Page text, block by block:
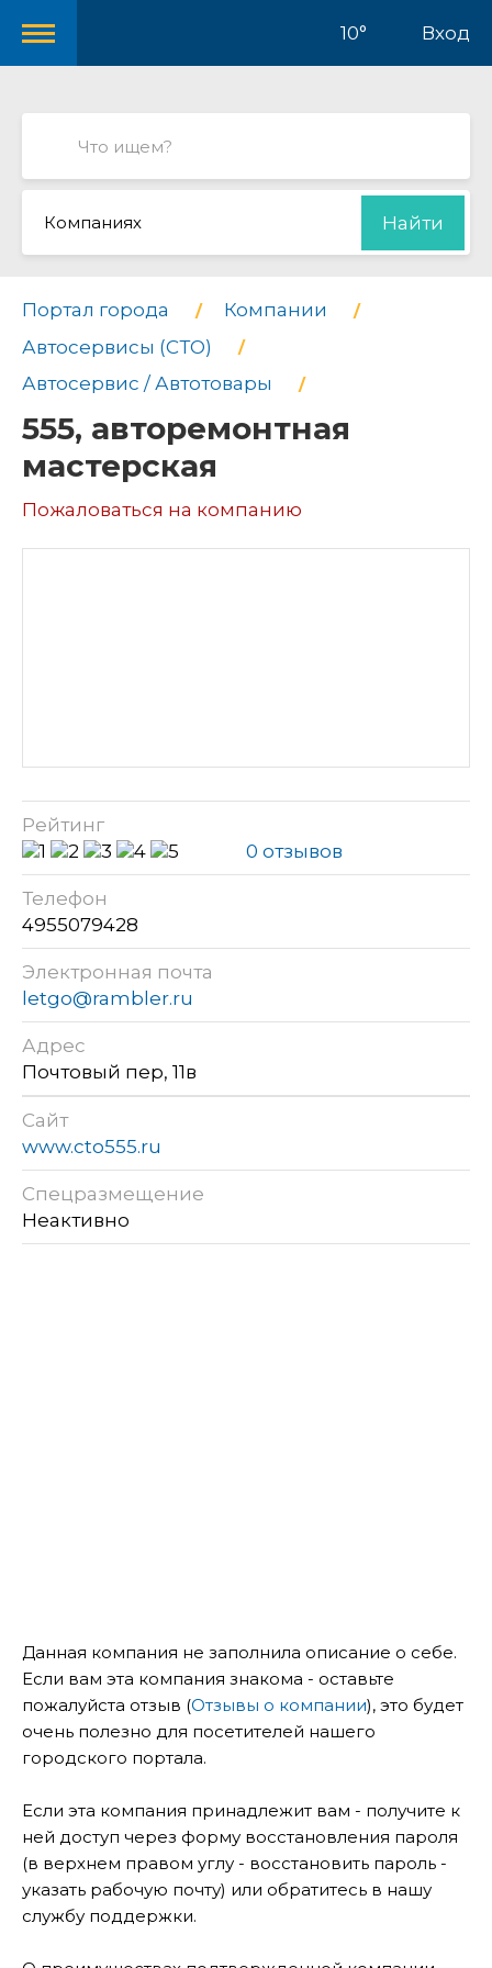
10° Вход
Компаниях Найти
Портал города
Компании
Автосервисы (СТО)
Автосервис / Автотовары
555, авторемонтная
мастерская
Пожаловаться на компанию
Рейтинг
0 отзывов
Телефон
4955079428
Электронная почта
letgo@rambler.ru
Адрес
Почтовый пер, 11в
Сайт
www.cto555.ru
Спецразмещение
Неактивно
Данная компания не заполнила описание о себе.
Если вам эта компания знакома - оставьте
пожалуйста отзыв (Отзывы о компании), это будет
очень полезно для посетителей нашего
городского портала.
Если эта компания принадлежит вам - получите к
ней доступ через форму восстановления пароля
(в верхнем правом углу - восстановить пароль -
указать рабочую почту) или обратитесь в нашу
службу поддержки.